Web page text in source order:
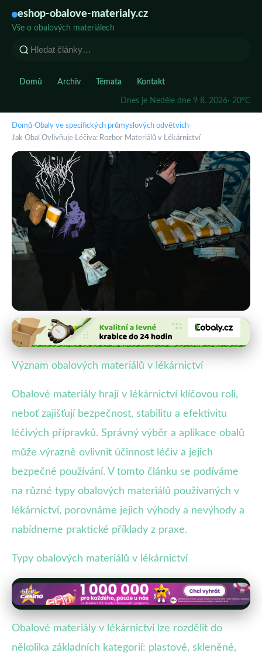
eshop-obalove-materialy.cz
Vše o obalových materiálech
Domů Archiv Témata Kontakt
Dnes je Neděle dne 9 8. 2026· 20°C
Domů›Obaly ve specifických průmyslových odvětvích›
Jak Obal Ovlivňuje Léčiva: Rozbor Materiálů v Lékárnictví
Obaly ve specifických průmyslových odvětvích
Jak Obal Ovlivňuje Léčiva: Rozbor
Význam obalových materiálů v lékárnictví
Obalové materiály hrají v lékárnictví klíčovou roli,
neboť zajišťují bezpečnost, stabilitu a efektivitu
léčivých přípravků. Správný výběr a aplikace obalů
může výrazně ovlivnit účinnost léčiv a jejich
bezpečné používání. V tomto článku se podíváme
na různé typy obalových materiálů používaných v
lékárnictví, porovnáme jejich výhody a nevýhody a
nabídneme praktické příklady z praxe.
Typy obalových materiálů v lékárnictví
Obalové materiály v lékárnictví lze rozdělit do
několika základních kategorií: plastové, skleněné,